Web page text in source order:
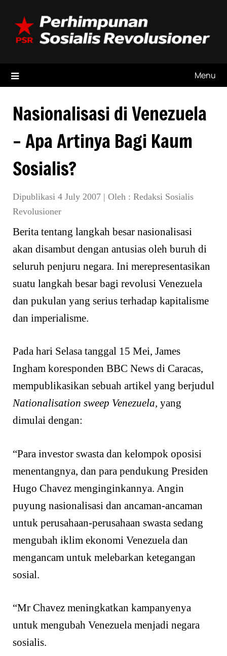
content
Menu
Nasionalisasi di Venezuela
– Apa Artinya Bagi Kaum
Sosialis?
Dipublikasi 4 July 2007 | Oleh : Redaksi Sosialis
Revolusioner
Berita tentang langkah besar nasionalisasi
akan disambut dengan antusias oleh buruh di
seluruh penjuru negara. Ini merepresentasikan
suatu langkah besar bagi revolusi Venezuela
dan pukulan yang serius terhadap kapitalisme
dan imperialisme.
Pada hari Selasa tanggal 15 Mei, James
Ingham koresponden BBC News di Caracas,
mempublikasikan sebuah artikel yang berjudul
Nationalisation sweep Venezuela, yang
dimulai dengan:
“Para investor swasta dan kelompok oposisi
menentangnya, dan para pendukung Presiden
Hugo Chavez menginginkannya. Angin
puyung nasionalisasi dan ancaman-ancaman
untuk perusahaan-perusahaan swasta sedang
mengubah iklim ekonomi Venezuela dan
mengancam untuk melebarkan ketegangan
sosial.
“Mr Chavez meningkatkan kampanyenya
untuk mengubah Venezuela menjadi negara
sosialis.